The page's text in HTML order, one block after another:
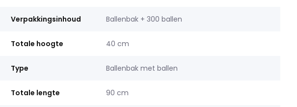
Verpakkingsinhoud Ballenbak + 300 ballen
Totale hoogte 40 cm
Type Ballenbak met ballen
Totale lengte 90 cm